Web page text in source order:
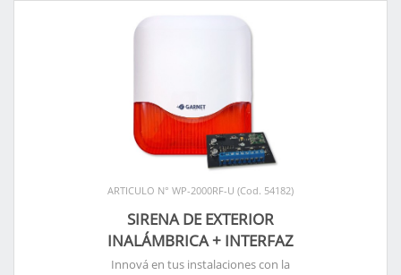
ARTICULO N° WP-2000RF-U (Cod. 54182)
SIRENA DE EXTERIOR
INALÁMBRICA + INTERFAZ
Innová en tus instalaciones con la